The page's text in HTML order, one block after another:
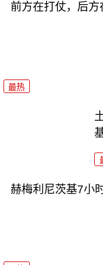
前方在打仗，后方
最热
赫梅利尼茨基7小